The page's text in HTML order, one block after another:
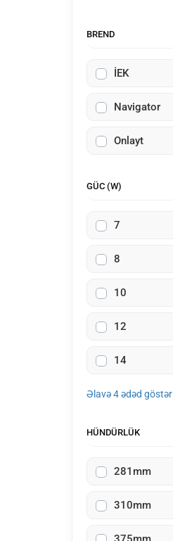
BREND
İEK
Navigator
Onlayt
GÜC (W)
7
8
10
12
14
Əlavə 4 ədəd göstər
HÜNDÜRLÜK
281mm
310mm